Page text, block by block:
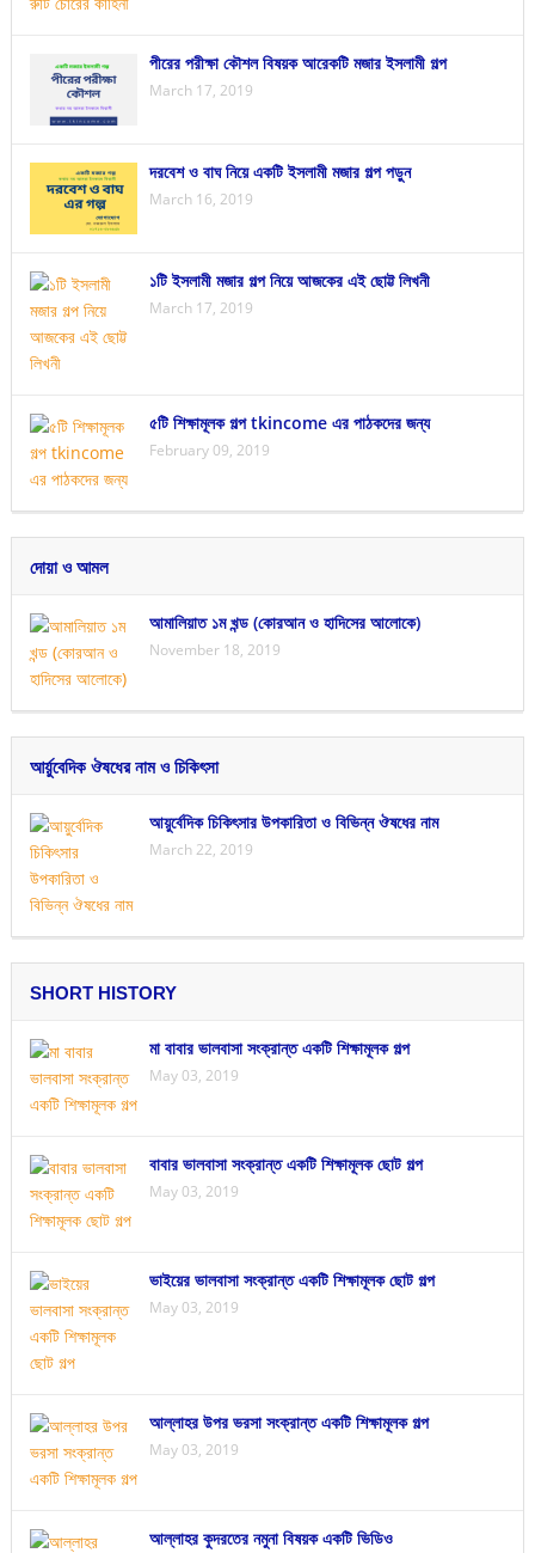
পীরের পরীক্ষা কৌশল বিষয়ক আরেকটি মজার ইসলামী গল্প
March 17, 2019
দরবেশ ও বাঘ নিয়ে একটি ইসলামী মজার গল্প পড়ুন
March 16, 2019
১টি ইসলামী মজার গল্প নিয়ে আজকের এই ছোট্ট লিখনী
March 17, 2019
৫টি শিক্ষামূলক গল্প tkincome এর পাঠকদের জন্য
February 09, 2019
দোয়া ও আমল
আমালিয়াত ১ম খন্ড (কোরআন ও হাদিসের আলোকে)
November 18, 2019
আর্য়ুবেদিক ঔষধের নাম ও চিকিৎসা
আয়ুর্বেদিক চিকিৎসার উপকারিতা ও বিভিন্ন ঔষধের নাম
March 22, 2019
SHORT HISTORY
মা বাবার ভালবাসা সংক্রান্ত একটি শিক্ষামূলক গল্প
May 03, 2019
বাবার ভালবাসা সংক্রান্ত একটি শিক্ষামূলক ছোট গল্প
May 03, 2019
ভাইয়ের ভালবাসা সংক্রান্ত একটি শিক্ষামূলক ছোট গল্প
May 03, 2019
আল্লাহর উপর ভরসা সংক্রান্ত একটি শিক্ষামূলক গল্প
May 03, 2019
আল্লাহর কুদরতের নমুনা বিষয়ক একটি ভিডিও